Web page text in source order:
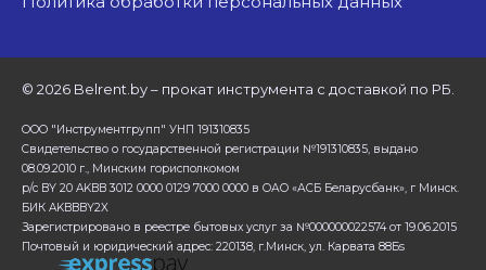
© 2026 Belrent.by – прокат инструмента с доставкой по РБ.
ООО "Инструментгрупп" УНП 191310835
Свидетельство о государственной регистрации №191310835, выдано
08.09.2010 г., Минским горисполкомом
р/с BY 20 AKBB 3012 0000 0129 7000 0000 в ОАО «АСБ Беларусбанк», г Минск.
БИК AKBBBY2X
Зарегистрировано в реестре бытовых услуг за №000000022574 от 19.06.2015
Почтовый и юридический адрес: 220138, г.Минск, ул. Карвата 88Бs